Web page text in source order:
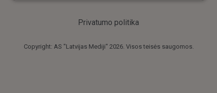
Copyright: AS "Latvijas Mediji" 2026. Visos teisės saugomos.
Privatumo politika